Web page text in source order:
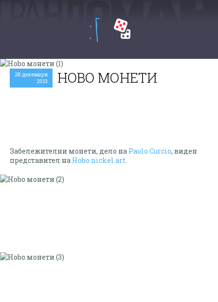
:Г
28 декември
2013
HOBO МОНЕТИ
Забележителни монети, дело на Paolo Curcio, виден
представител на Hobo nickel art.